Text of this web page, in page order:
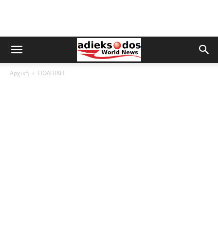
Αρχική ΠΟΛΙΤΙΚΗ